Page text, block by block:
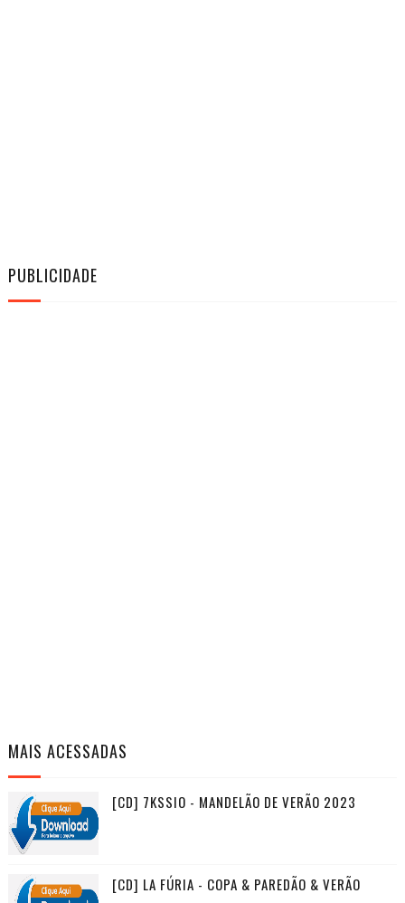
PUBLICIDADE
MAIS ACESSADAS
[CD] 7KSSIO - MANDELÃO DE VERÃO 2023
[CD] LA FÚRIA - COPA & PAREDÃO & VERÃO